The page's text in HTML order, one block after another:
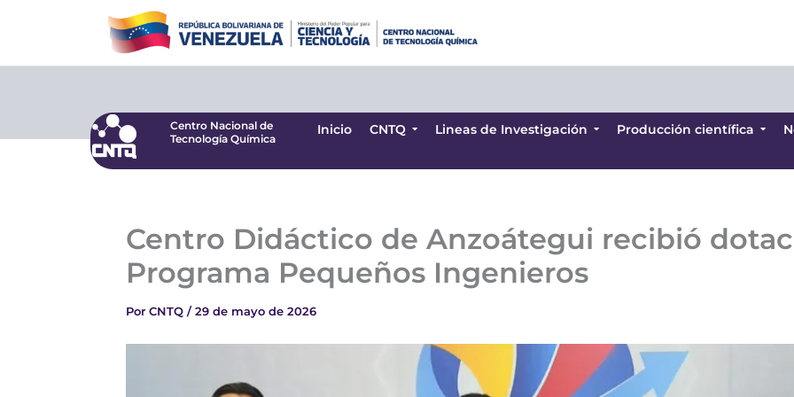
Tecnología Química
CNTQ
Centro Nacional de
Tecnología Química
Inicio CNTQ Lineas de Investigación Producción científica
Centro Didáctico de Anzoátegui recibió
Programa Pequeños Ingenieros
Por CNTQ /29 de mayo de 2026